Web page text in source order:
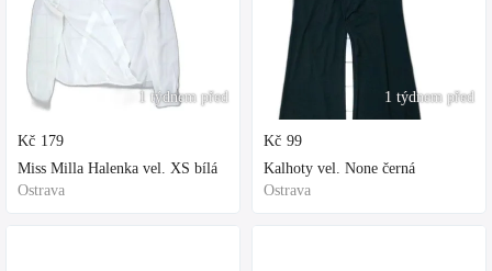
1 týdnem před
Kč 179
Miss Milla Halenka vel. XS bílá
Ostrava
1 týdnem před
Kč 99
Kalhoty vel. None černá
Ostrava